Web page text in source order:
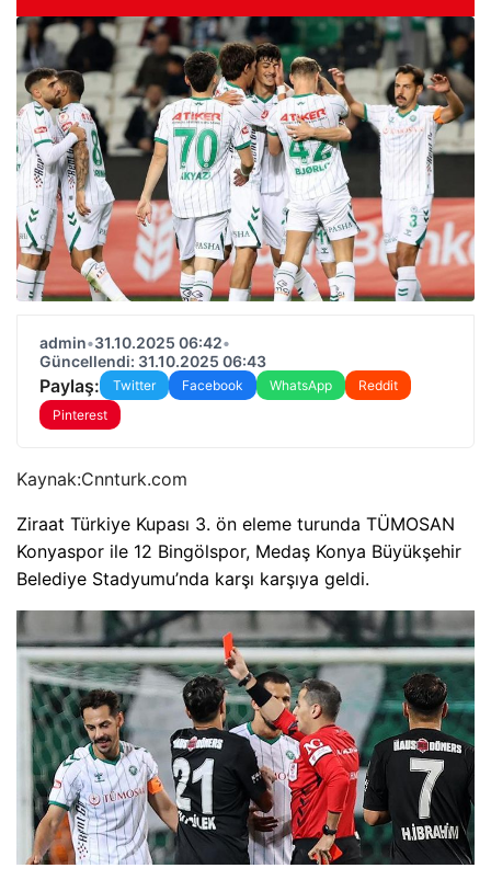
admin•31.10.2025 06:42•
Güncellendi: 31.10.2025 06:43
Paylaş: Twitter Facebook WhatsApp
Reddit
Pinterest
Kaynak:Cnnturk.com
Ziraat Türkiye Kupası 3. ön eleme turunda TÜMOSAN
Konyaspor ile 12 Bingölspor, Medaş Konya Büyükşehir
Belediye Stadyumu’nda karşı karşıya geldi.